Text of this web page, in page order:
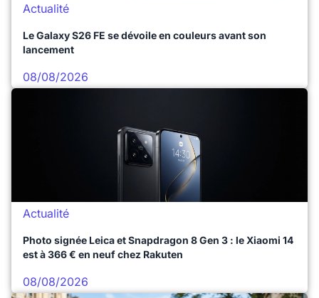
Actualité
Le Galaxy S26 FE se dévoile en couleurs avant son
lancement
08/08/2026
Actualité
Photo signée Leica et Snapdragon 8 Gen 3 : le Xiaomi 14
est à 366 € en neuf chez Rakuten
08/08/2026